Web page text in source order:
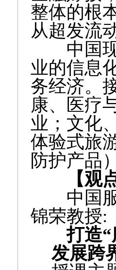
整体的根
从超发流
中国现
业的信息
务经济。
康、医疗
业；文化
体验式旅
防护产品
【观
中国服
锦荣教授:
打造“
发展跨